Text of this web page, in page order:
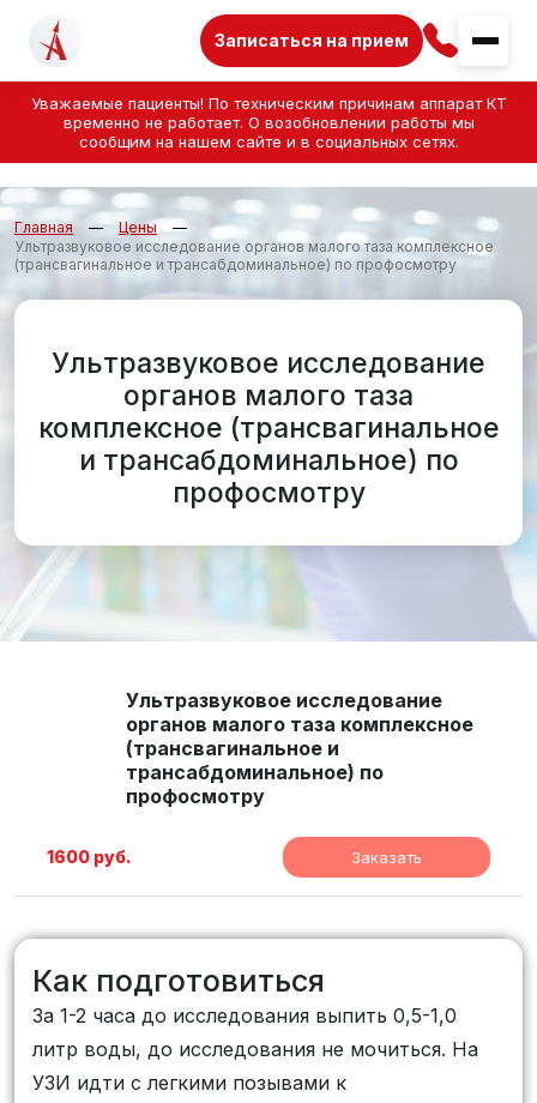
Уважаемые пациенты! По техническим причинам аппарат КТ
временно не работает. О возобновлении работы мы
сообщим на нашем сайте и в социальных сетях.
Записаться на прием
Главная
Цены
Ультразвуковое исследование органов малого таза комплексное
(трансвагинальное и трансабдоминальное) по профосмотру
Ультразвуковое исследование
органов малого таза
комплексное (трансвагинальное
и трансабдоминальное) по
профосмотру
Ультразвуковое исследование
органов малого таза комплексное
(трансвагинальное и
трансабдоминальное) по
профосмотру
1600 руб. Заказать
Как подготовиться
За 1-2 часа до исследования выпить 0,5-1,0
литр воды, до исследования не мочиться. На
УЗИ идти с легкими позывами к